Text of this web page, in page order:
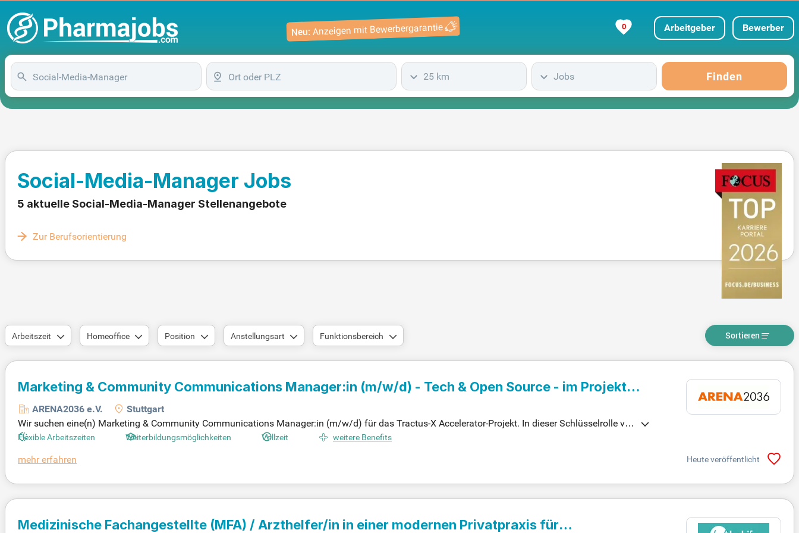
Neu: Anzeigen mit Bewerbergarantie 0 Arbeitgeber Bewerber
25 km Jobs Finden
Social-Media-Manager Jobs
5 aktuelle Social-Media-Manager Stellenangebote
Zur Berufsorientierung
Arbeitszeit Homeoffice Position Anstellungsart Funktionsbereich Sortieren
Marketing & Community Communications Manager:in (m/w/d) - Tech & Open Source - im Projekt
Tractus-X Accelerator
ARENA2036 e.V.
Stuttgart
Wir suchen eine(n) Marketing & Community Communications Manager:in (m/w/d) für das Tractus-X Accelerator-Projekt. In dieser Schlüsselrolle ver
stärkst du unseren Außenauftritt und kommunizierst die neuesten Entwicklungen rund um Tractus-X. Du arbeitest eng mit dem ARENA2036-Marketi
m Verantwortung für einzelne Teilprojekte. Deine Aufgaben umfassen den Ausbau unserer Online-Präsenz über LinkedIn, Website und Newsletter. W
Flexible Arbeitszeiten Weiterbildungsmöglichkeiten Vollzeit weitere Benefits
mehr erfahren Heute veröffentlicht
Medizinische Fachangestellte (MFA) / Arzthelfer/in in einer modernen Privatpraxis für